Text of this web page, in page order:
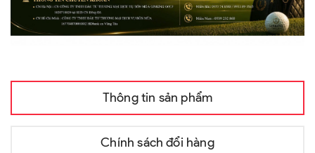
Thông tin sản phẩm
Chính sách đổi hàng